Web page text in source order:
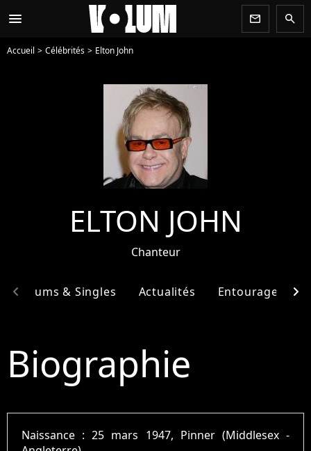
menu newsletter search
Accueil Célébrités Elton John
ELTON JOHN
Chanteur
Albums & Singles Actualités Entourage
chevron_left chevron_right
Biographie
Naissance :25 mars 1947, Pinner (Middlesex -